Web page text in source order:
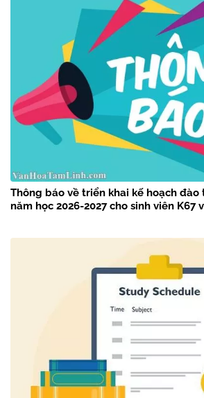
Thông báo về triển khai kế hoạch đào
năm học 2026-2027 cho sinh viên K67